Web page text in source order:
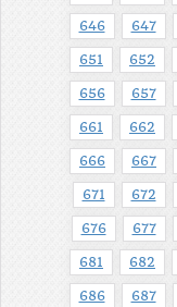
646 647
651 652
656 657
661 662
666 667
671 672
676 677
681 682
686 687